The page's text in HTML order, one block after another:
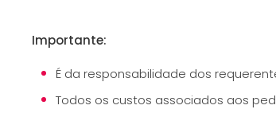
Importante:
É da responsabilidade dos
Todos os custos associados aos